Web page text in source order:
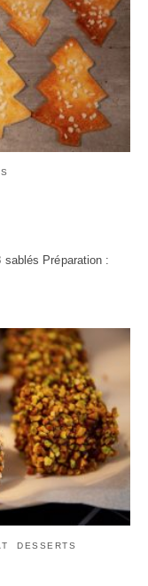
Préparation :
DESSERTS